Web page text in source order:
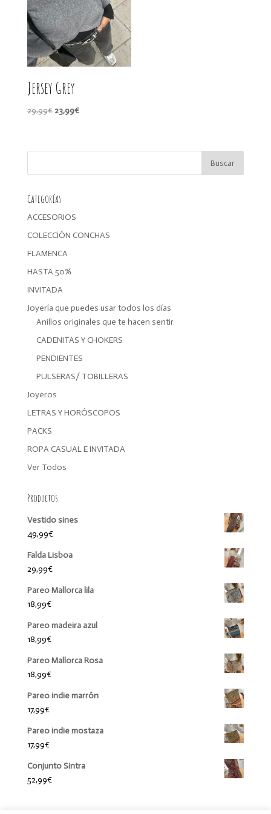
Jersey Grey
29,99€ El
era:
23,99€El
es:
Categorías
ACCESORIOS
COLECCIÓN CONCHAS
FLAMENCA
HASTA 50%
INVITADA
Joyería que puedes usar todos los días
Anillos originales que te hacen sentir
CADENITAS Y CHOKERS
PENDIENTES
PULSERAS/ TOBILLERAS
Joyeros
LETRAS Y HORÓSCOPOS
PACKS
ROPA CASUAL E INVITADA
Ver Todos
Productos
Vestido sines
49,99€
Falda Lisboa
29,99€
Pareo Mallorca lila
18,99€
Pareo madeira azul
18,99€
Pareo Mallorca Rosa
18,99€
Pareo indie marrón
17,99€
Pareo indie mostaza
17,99€
Conjunto Sintra
52,99€